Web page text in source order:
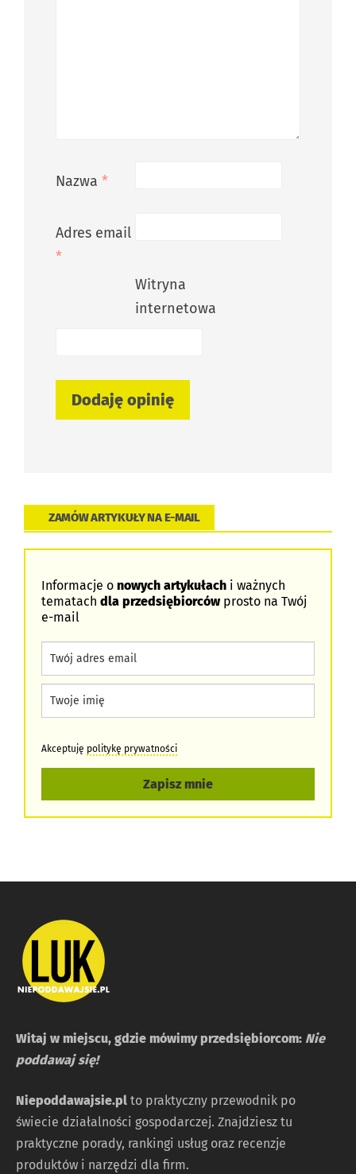
Nazwa *
Adres email
*
Witryna
internetowa
ZAMÓW ARTYKUŁY NA E-MAIL
Informacje o nowych artykułach i ważnych
tematach dla przedsiębiorców prosto na Twój
e-mail
Akceptuję politykę prywatności
Zapisz mnie
Witaj w miejscu, gdzie mówimy przedsiębiorcom: Nie
poddawaj się!
Niepoddawajsie.pl to praktyczny przewodnik po
świecie działalności gospodarczej. Znajdziesz tu
praktyczne porady, rankingi usług oraz recenzje
produktów i narzędzi dla firm.